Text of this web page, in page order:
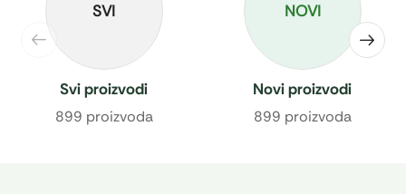
SVI
Svi proizvodi
899 proizvoda
NOVI
Novi proizvodi
899 proizvoda